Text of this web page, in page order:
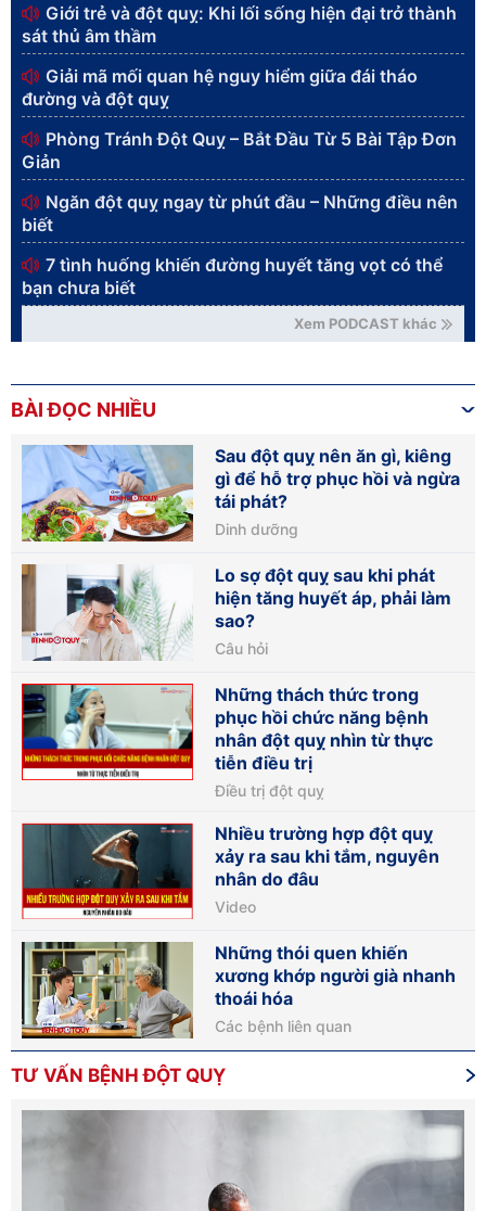
Giới trẻ và đột quỵ: Khi lối sống hiện đại trở thành
sát thủ âm thầm
Giải mã mối quan hệ nguy hiểm giữa đái tháo
đường và đột quỵ
Phòng Tránh Đột Quỵ – Bắt Đầu Từ 5 Bài Tập Đơn
Giản
Ngăn đột quỵ ngay từ phút đầu – Những điều nên
biết
7 tình huống khiến đường huyết tăng vọt có thể
bạn chưa biết
Xem PODCAST khác
BÀI ĐỌC NHIỀU
Sau đột quỵ nên ăn gì, kiêng
gì để hỗ trợ phục hồi và ngừa
tái phát?
Dinh dưỡng
Lo sợ đột quỵ sau khi phát
hiện tăng huyết áp, phải làm
sao?
Câu hỏi
Những thách thức trong
phục hồi chức năng bệnh
nhân đột quỵ nhìn từ thực
tiễn điều trị
Điều trị đột quỵ
Nhiều trường hợp đột quỵ
xảy ra sau khi tắm, nguyên
nhân do đâu
Video
Những thói quen khiến
xương khớp người già nhanh
thoái hóa
Các bệnh liên quan
TƯ VẤN BỆNH ĐỘT QUỴ